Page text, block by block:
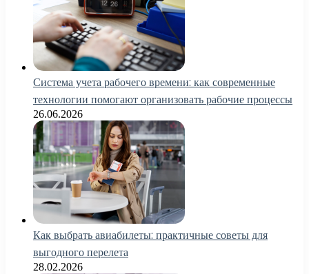
Система учета рабочего времени: как современные
технологии помогают организовать рабочие процессы
26.06.2026
Как выбрать авиабилеты: практичные советы для
выгодного перелета
28.02.2026